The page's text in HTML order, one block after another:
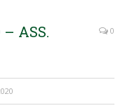
– ASS.
0